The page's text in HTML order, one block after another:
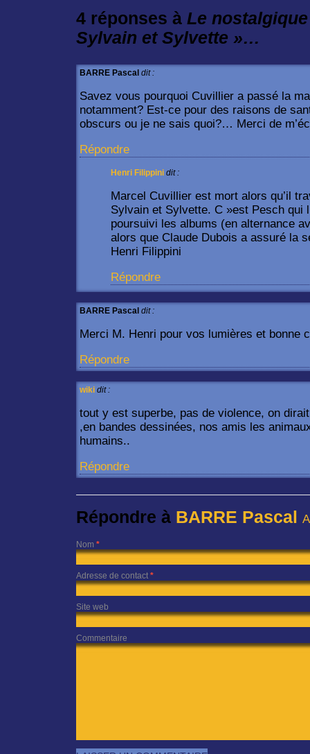
4 réponses à Le
Sylvain et Sylvette »…
BARRE Pascal dit :
Savez vous pourquoi Cuvillier a passé la
notamment? Est-ce pour des raisons de
obscurs ou je ne sais quoi?… Merci de
Répondre
Henri Filippini dit :
Marcel Cuvillier est mort alors qu’il
Sylvain et Sylvette. C »est Pesch qui
poursuivi les albums (en alternance
alors que Claude Dubois a assuré la
Henri Filippini
Répondre
BARRE Pascal dit :
Merci M. Henri pour vos lumières et bonne
Répondre
wiki dit :
tout y est superbe, pas de violence, on
,en bandes dessinées, nos amis les
humains..
Répondre
Répondre à BARRE Pascal
Nom *
Adresse de contact *
Site web
Commentaire